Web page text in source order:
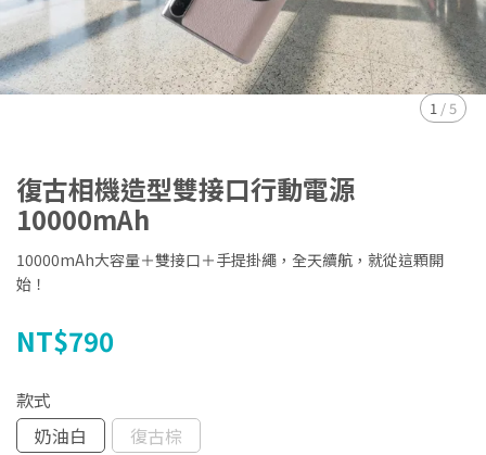
1 /5
復古相機造型雙接口行動電源
10000mAh
10000mAh大容量＋雙接口＋手提掛繩，全天續航，就從這顆開
始！
NT$790
款式
奶油白
復古棕